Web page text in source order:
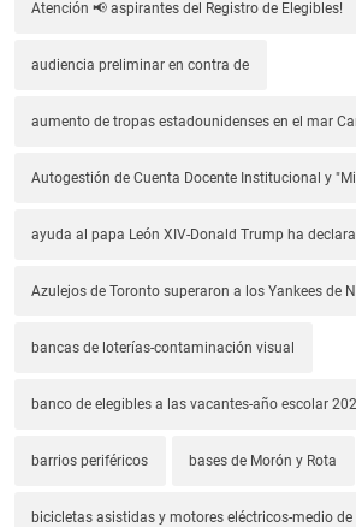
Atención 📢 aspirantes del Registro de Elegibles!
audiencia preliminar en contra de
aumento de tropas estadounidenses en el mar
Autogestión de Cuenta Docente Institucional y
ayuda al papa León XIV-Donald Trump ha
Azulejos de Toronto superaron a los Yankees de
bancas de loterías-contaminación visual
banco de elegibles a las vacantes-año escolar
barrios periféricos bases de Morón y Rota
bicicletas asistidas y motores eléctricos-medio de